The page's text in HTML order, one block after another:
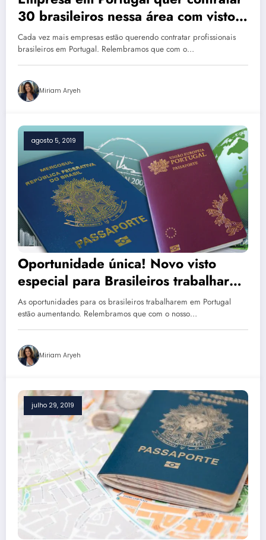
30 brasileiros nessa área com visto
de trabalho especial
Cada vez mais empresas estão querendo contratar profissionais
brasileiros em Portugal. Relembramos que com o…
Miriam Aryeh
agosto 5, 2019
Oportunidade única! Novo visto
especial para Brasileiros trabalharem
em Portugal é criado
As oportunidades para os brasileiros trabalharem em Portugal
estão aumentando. Relembramos que com o nosso…
Miriam Aryeh
julho 29, 2019